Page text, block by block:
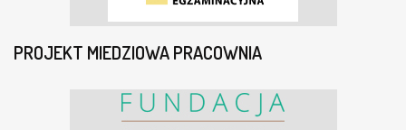
PROJEKT MIEDZIOWA PRACOWNIA